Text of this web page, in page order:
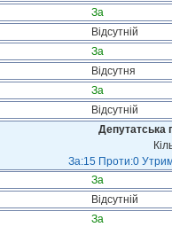
За
Відсутній
За
Відсутня
За
Відсутній
Депутатська
За:15 Проти:0
За
Відсутній
За